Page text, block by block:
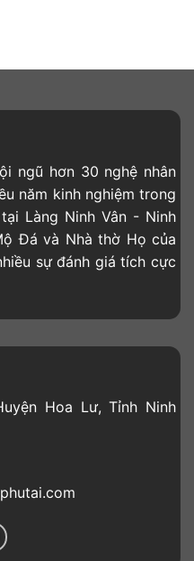
ngũ hơn 30 nghệ nhân
năm kinh nghiệm trong
Làng Ninh Vân - Ninh
Đá và Nhà thờ Họ của
sự đánh giá tích cực
Hoa Lư, Tỉnh Ninh